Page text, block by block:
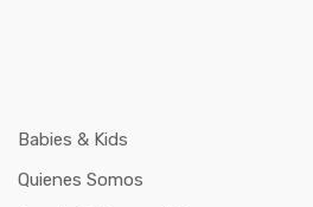
Babies & Kids
Quienes Somos